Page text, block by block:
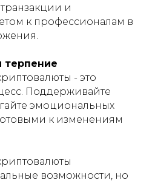
и
к профессионалам в
терпение
- это
Поддерживайте
эмоциональных
к изменениям
возможности, но